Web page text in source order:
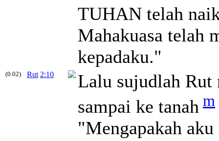
TUHAN telah
Mahakuasa telah
kepadaku."
(0.02) Rut 2:10
Lalu sujudlah Rut
sampai ke tanah m
"Mengapakah